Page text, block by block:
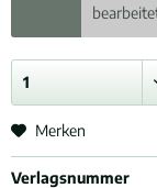
Merken
Verlagsnummer